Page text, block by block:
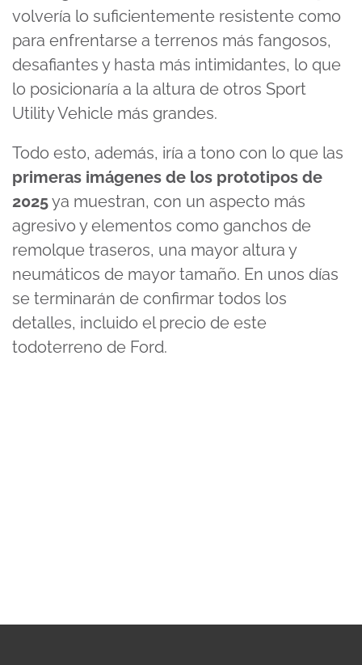
volvería lo suficientemente resistente como
para enfrentarse a terrenos más fangosos,
desafiantes y hasta más intimidantes, lo que
lo posicionaría a la altura de otros Sport
Utility Vehicle más grandes.
Todo esto, además, iría a tono con lo que las
primeras imágenes de los prototipos de
2025ya muestran, con un aspecto más
agresivo y elementos como ganchos de
remolque traseros, una mayor altura y
neumáticos de mayor tamaño. En unos días
se terminarán de confirmar todos los
detalles, incluido el precio de este
todoterreno de Ford.